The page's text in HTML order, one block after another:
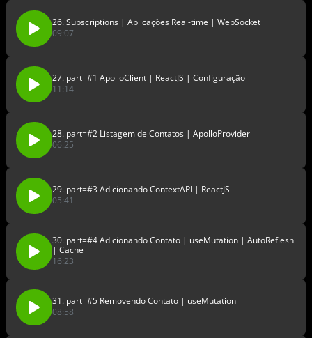
26. Subscriptions | Aplicações Real-time | WebSocket
09:07
27. part=#1 ApolloClient | ReactJS | Configuração
11:14
28. part=#2 Listagem de Contatos | ApolloProvider
06:25
29. part=#3 Adicionando ContextAPI | ReactJS
05:41
30. part=#4 Adicionando Contato | useMutation | AutoReflesh
| Cache
16:23
31. part=#5 Removendo Contato | useMutation
08:58